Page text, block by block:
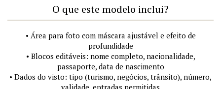
O que este modelo inclui?
• Área para foto com máscara ajustável e efeito de
profundidade
• Blocos editáveis: nome completo, nacionalidade,
passaporte, data de nascimento
• Dados do visto: tipo (turismo, negócios, trânsito), número,